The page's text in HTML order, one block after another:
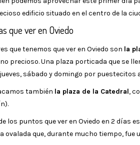
edificio situado en el centro de la
que ver en Oviedo
que tenemos que ver en Oviedo son la
precioso. Una plaza porticada que se
sábado y domingo por
también la plaza de la Catedral,
los puntos que ver en Oviedo en 2 días es
ovalada que, durante mucho tiempo, fue